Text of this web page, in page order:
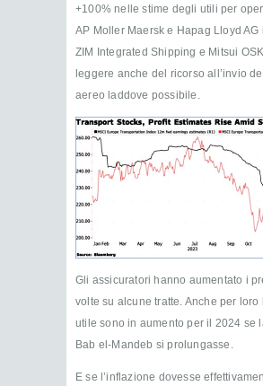
+100% nelle stime degli utili per
AP Moller Maersk e Hapag Lloyd AG
ZIM Integrated Shipping e Mitsui
leggere anche del ricorso all’invio
aereo laddove possibile.
Gli assicuratori hanno aumentato i
volte su alcune tratte. Anche per loro
utile sono in aumento per il 2024 se
Bab el-Mandeb si prolungasse.
E se l’inflazione dovesse